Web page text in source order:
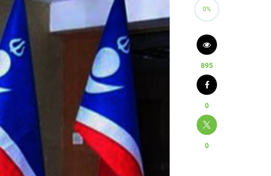
0%
895
0
0